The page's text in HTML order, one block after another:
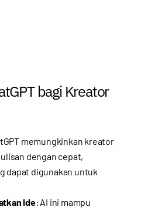
bagi Kreator
memungkinkan kreator
dengan cepat,
dapat digunakan untuk
Ide: AI ini mampu